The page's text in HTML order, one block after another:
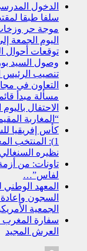
الدخول
سلفا طبقا
موجة حر
اليوم الجمعة
توقعات أحوال
وصول السيد
تنصيب الرئيس
التعاون في
مسألة مبدأ
الاحتفال
“المغاربة
1): المنتخب
نظيره السنغالي
تاونات: من
لفاس”…
المعهد الوطني
السجون
الجمعية
سفارة
العرش المجيد